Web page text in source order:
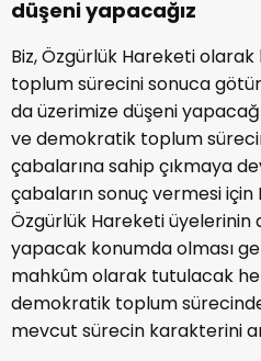
düşeni yapacağız
Biz, Özgürlük Hareketi
toplum sürecini sonuca
da üzerimize düşeni
ve demokratik toplum
çabalarına sahip çıkmaya
çabaların sonuç vermesi için
Özgürlük Hareketi
yapacak konumda olması
mahkûm olarak tutulacak
demokratik toplum
mevcut sürecin karakterini